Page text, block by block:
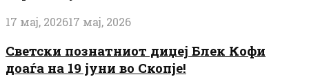
17 мај, 202617 мај, 2026
Светски познатниот диџеј Блек Кофи
доаѓа на 19 јуни во Скопје!